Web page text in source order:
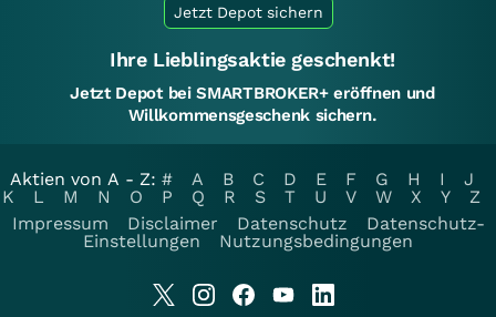
Jetzt Depot sichern
Ihre Lieblingsaktie geschenkt!
Jetzt Depot bei SMARTBROKER+ eröffnen und
Willkommensgeschenk sichern.
Aktien von A - Z: # A B C D E F G H I
J
K
L M N O P Q R S T U V W X Y
Z
Impressum
Disclaimer Datenschutz
Datenschutz-
Einstellungen
Nutzungsbedingungen